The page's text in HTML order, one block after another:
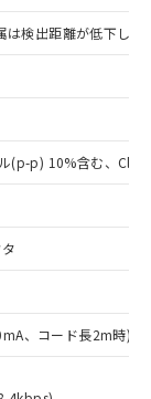
は検出距離が低下しま
(p-p) 10%含む、
、コード長2m時)